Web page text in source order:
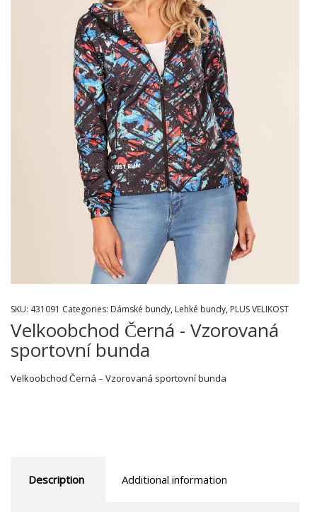
SKU: 431091 Categories: Dámské bundy, Lehké bundy, PLUS VELIKOST
Velkoobchod Černá - Vzorovaná
sportovní bunda
Velkoobchod Černá – Vzorovaná sportovní bunda
Description Additional information